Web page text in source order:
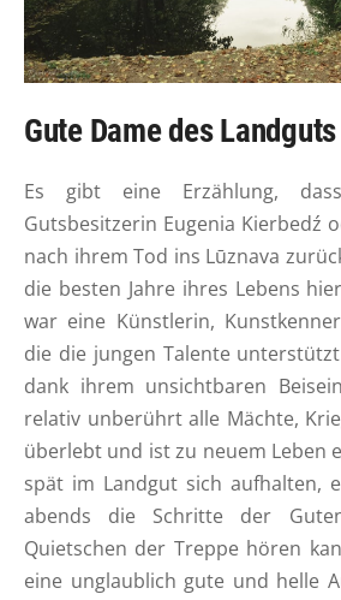
Gute Dame des
Es gibt eine Erzählung,
Gutsbesitzerin Eugenia Kierbedź
nach ihrem Tod ins Lūznava
die besten Jahre ihres Lebens
war eine Künstlerin,
die die jungen Talente
dank ihrem unsichtbaren
relativ unberührt alle Mächte,
überlebt und ist zu neuem Leben
spät im Landgut sich aufhalten,
abends die Schritte der
Quietschen der Treppe hören
eine unglaublich gute und helle